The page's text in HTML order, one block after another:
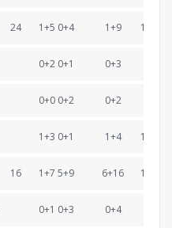
24 1+5 0+4 1+9
0+2 0+1 0+3
0+0 0+2 0+2
1+3 0+1 1+4
16 1+7 5+9 6+16
0+1 0+3 0+4